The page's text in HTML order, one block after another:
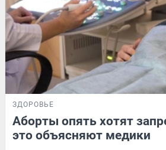
ЗДОРОВЬЕ
Аборты опять хотят
это объясняют медики